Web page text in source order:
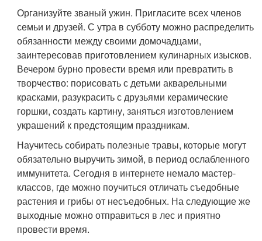
Организуйте званый ужин. Пригласите всех членов
семьи и друзей. С утра в субботу можно распределить
обязанности между своими домочадцами,
заинтересовав приготовлением кулинарных изысков.
Вечером бурно провести время или превратить в
творчество: порисовать с детьми акварельными
красками, разукрасить с друзьями керамические
горшки, создать картину, заняться изготовлением
украшений к предстоящим праздникам.
Научитесь собирать полезные травы, которые могут
обязательно выручить зимой, в период ослабленного
иммунитета. Сегодня в интернете немало мастер-
классов, где можно поучиться отличать съедобные
растения и грибы от несъедобных. На следующие же
выходные можно отправиться в лес и приятно
провести время.